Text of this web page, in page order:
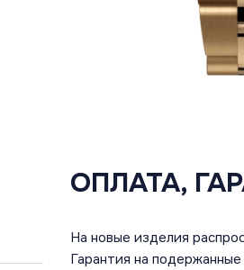
ОПЛАТА,
На новые изделия
Гарантия на